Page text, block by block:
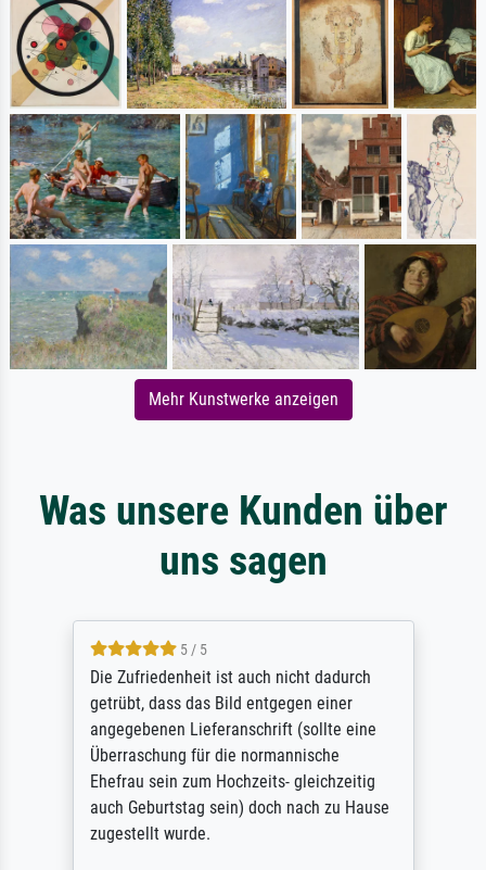
Mehr Kunstwerke anzeigen
Was unsere Kunden über
uns sagen
5 / 5
Die Zufriedenheit ist auch nicht dadurch
getrübt, dass das Bild entgegen einer
angegebenen Lieferanschrift (sollte eine
Überraschung für die normannische
Ehefrau sein zum Hochzeits- gleichzeitig
auch Geburtstag sein) doch nach zu Hause
zugestellt wurde.